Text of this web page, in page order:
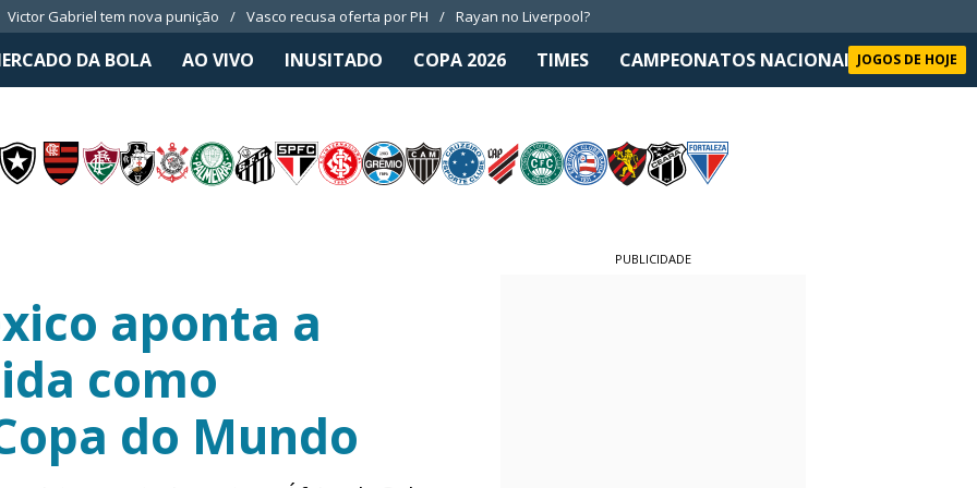
Victor Gabriel tem nova punição Vasco recusa oferta por PH Rayan no Liverpool?
DA BOLA AO VIVO INUSITADO COPA 2026 TIMES CAMPEONATOS NACIONAIS SELEÇÃO
JOGOS DE HOJE
aponta a
como
do Mundo
PUBLICIDADE